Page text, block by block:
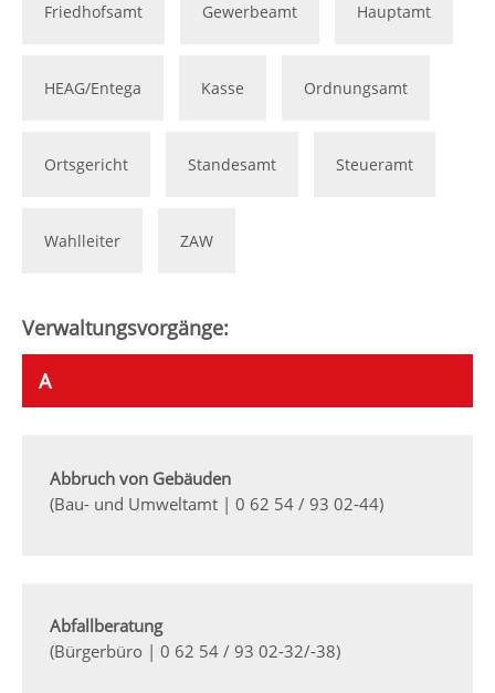
Friedhofsamt Gewerbeamt Hauptamt
HEAG/Entega Kasse Ordnungsamt
Ortsgericht Standesamt Steueramt
Wahlleiter ZAW
Verwaltungsvorgänge:
A
Abbruch von Gebäuden
(Bau- und Umweltamt | 0 62 54 / 93 02-44)
Abfallberatung
(Bürgerbüro | 0 62 54 / 93 02-32/-38)